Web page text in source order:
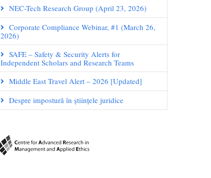
NEC-Tech Research Group (April 23, 2026)
Corporate Compliance Webinar, #1 (March 26,
2026)
SAFE – Safety & Security Alerts for
Independent Scholars and Research Teams
Middle East Travel Alert – 2026 [Updated]
Despre impostură în științele juridice